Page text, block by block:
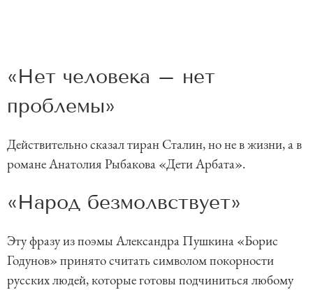
«Нет человека – нет
проблемы»
Действительно сказал тиран Сталин, но не в жизни, а в
романе Анатолия Рыбакова «Дети Арбата».
«Народ безмолвствует»
Эту фразу из поэмы Александра Пушкина «Борис
Годунов» принято считать символом покорности
русских людей, которые готовы подчиниться любому